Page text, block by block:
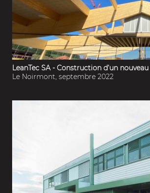
LeanTec SA - Construction d’un
Le Noirmont, septembre 2022